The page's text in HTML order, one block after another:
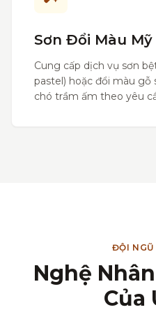
Sơn Đổi Màu
Cung cấp dịch vụ sơn
pastel) hoặc đổi màu
chó trầm ấm theo yêu
ĐỘI NGŨ
Nghệ
Của